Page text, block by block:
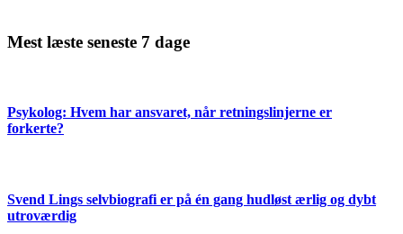
Mest læste seneste 7 dage
Psykolog: Hvem har ansvaret, når retningslinjerne er
forkerte?
Svend Lings selvbiografi er på én gang hudløst ærlig og dybt
utroværdig